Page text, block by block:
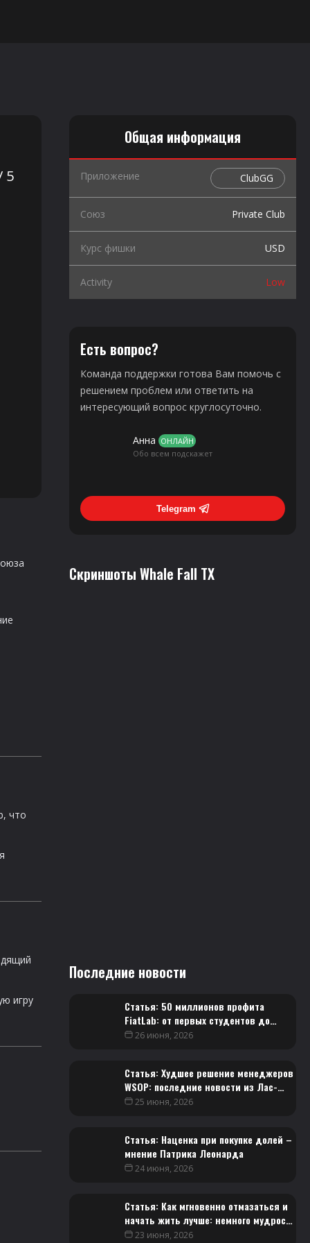
5
что
игру
Общая информация
Приложение ClubGG
Союз Private Club
Курс фишки USD
Activity Low
Есть вопрос?
Команда поддержки готова Вам помочь с
решением проблем или ответить на
интересующий вопрос круглосуточно.
Анна ОНЛАЙН
Обо всем подскажет
Telegram
Скриншоты Whale Fall TX
Последние новости
Статья: 50 миллионов профита
FiatLab: от первых студентов до
победителей Venom
26 июня, 2026
Статья: Худшее решение менеджеров
WSOP: последние новости из Лас-
Вегаса
25 июня, 2026
Статья: Наценка при покупке долей –
мнение Патрика Леонарда
24 июня, 2026
Статья: Как мгновенно отмазаться и
начать жить лучше: немного мудрости
от Фила Гальфонда
23 июня, 2026